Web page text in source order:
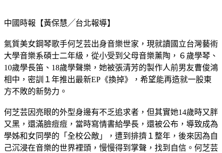
中國時報【黃保慧╱台北報導】
氣質美女鋼琴歌手何芝芸出身音樂世家，現就讀國立台灣藝術
大學音樂系碩士二年級，從小受到父母音樂薰陶，６歲學琴、
10歲學長笛、18歲學聲樂，她被張清芳的製作人前男友曹俊鴻
相中，密訓１年推出最新EP《換掉》，希望能再造就一股東
方不敗的新勢力。
何芝芸因亮眼的外型身邊有不乏追求者，但其實她14歲時又胖
又黑，還滿臉痘痘，當時寫情書給學長，還被公布，導致成為
學姊和女同學的「全校公敵」，遭到排擠１整年，後來因為自
己沉浸在音樂的世界裡頭，慢慢得到掌聲，找到自信。何芝芸